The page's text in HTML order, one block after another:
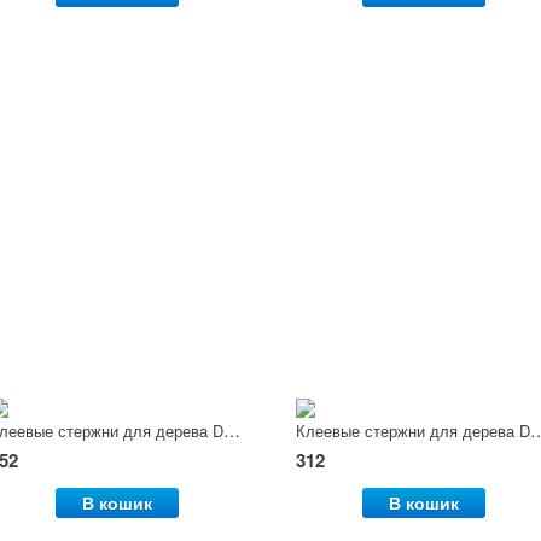
Клеевые стержни для дерева Dremel (GG03), 7 мм
В кошик
Клеевые стержни
312
В кошик